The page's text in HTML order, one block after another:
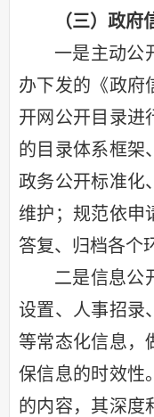
（三）政府
一是主动公
办下发的《政府
开网公开目录进
的目录体系框架
政务公开标准化
维护；规范依申
答复、归档各个
二是信息公
设置、人事招录
等常态化信息，
保信息的时效性
的内容，其深度